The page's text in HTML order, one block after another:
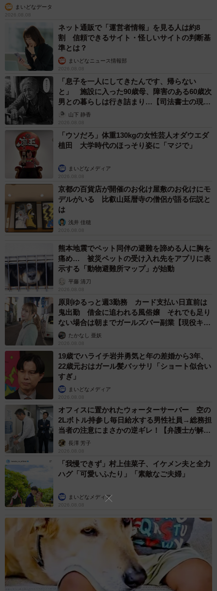
まいどなデータ
2026.08.08
ネット通販で「運営者情報」を見る人は約8
割 信頼できるサイト・怪しいサイトの判断基
準とは？
まいどなニュース情報部
2026.08.08
「息子を一人にしてきたんです、帰らない
と」 施設に入った90歳母、障害のある60歳次
男との暮らしは行き詰まり…【司法書士の現場
から】山下 静香
2026.08.08
「ウソだろ」体重130kgの女性芸人オダウエダ
植田 大学時代のほっそり姿に「マジで」
まいどなメディア
2026.08.08
京都の百貨店が開催のお化け屋敷のお化けにモ
デルがいる 比叡山延暦寺の僧侶が語る伝説と
は
浅井 佳穂
2026.08.08
熊本地震でペット同伴の避難を諦める人に胸を
痛め… 被災ペットの受け入れ先をアプリに表
示する「動物避難所マップ」が始動
平藤 清刀
2026.08.08
原則ゆるっと週3勤務 カード支払い日直前は
鬼出勤 借金に追われる風俗嬢 それでも足り
ない場合は朝までガールズバー副業【現役キャ
ストに取材】
たかなし 亜妖
2026.08.08
19歳でハライチ岩井勇気と年の差婚から3年、
22歳元おはガール髪バッサリ「ショート似合い
すぎ」
まいどなメディア
2026.08.08
オフィスに置かれたウォーターサーバー 空の
2Lボトル持参し毎日給水する男性社員→総務担
当者の注意にまさかの逆ギレ！【弁護士が解
説】長澤 芳子
2026.08.08
「我慢できず」村上佳菜子、イケメン夫と全力
ハグ「可愛いふたり」「素敵なご夫婦」
まいどなメディア
2026.08.08